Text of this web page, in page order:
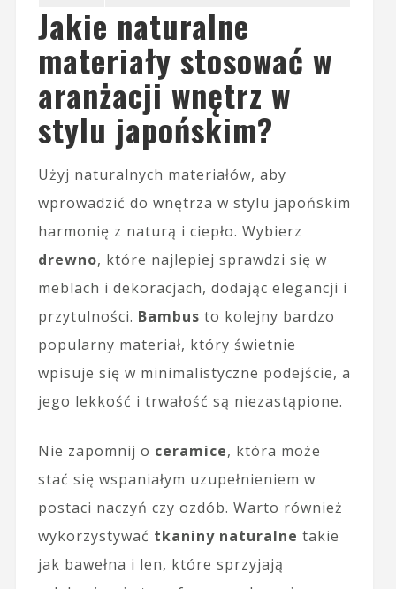
Jakie naturalne
materiały stosować w
aranżacji wnętrz w
stylu japońskim?
Użyj naturalnych materiałów, aby
wprowadzić do wnętrza w stylu japońskim
harmonię z naturą i ciepło. Wybierz
drewno, które najlepiej sprawdzi się w
meblach i dekoracjach, dodając elegancji i
przytulności. Bambus to kolejny bardzo
popularny materiał, który świetnie
wpisuje się w minimalistyczne podejście, a
jego lekkość i trwałość są niezastąpione.
Nie zapomnij o ceramice, która może
stać się wspaniałym uzupełnieniem w
postaci naczyń czy ozdób. Warto również
wykorzystywać tkaniny naturalne takie
jak bawełna i len, które sprzyjają